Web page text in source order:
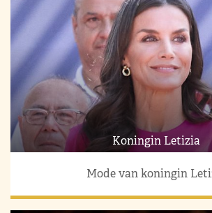
Koningin Letizia
Mode van koningin